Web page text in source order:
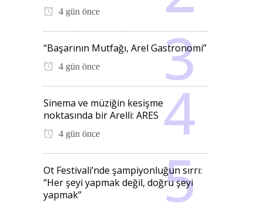
4 gün önce
“Başarının Mutfağı, Arel Gastronomi”
4 gün önce
Sinema ve müziğin kesişme
noktasında bir Arelli: ARES
4 gün önce
Ot Festivali’nde şampiyonluğun sırrı:
“Her şeyi yapmak değil, doğru şeyi
yapmak”